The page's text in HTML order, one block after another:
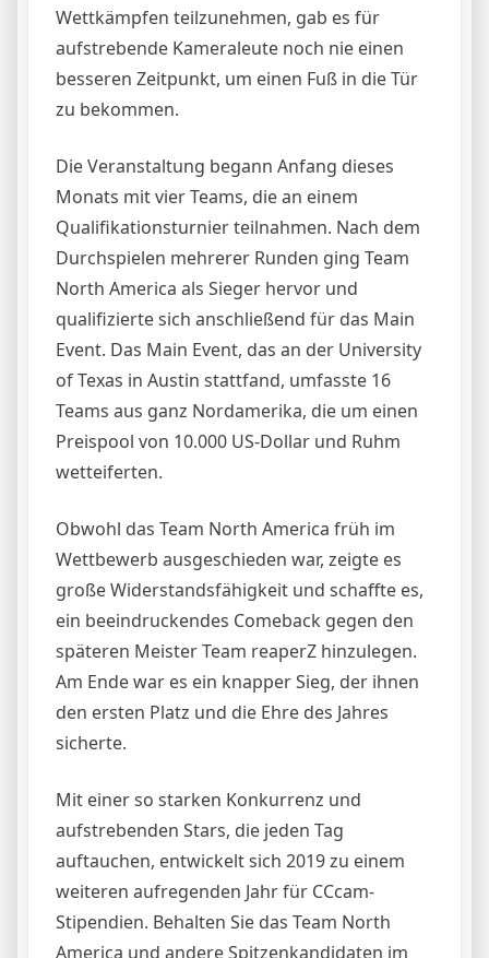
Wettkämpfen teilzunehmen, gab es für
aufstrebende Kameraleute noch nie einen
besseren Zeitpunkt, um einen Fuß in die Tür
zu bekommen.
Die Veranstaltung begann Anfang dieses
Monats mit vier Teams, die an einem
Qualifikationsturnier teilnahmen. Nach dem
Durchspielen mehrerer Runden ging Team
North America als Sieger hervor und
qualifizierte sich anschließend für das Main
Event. Das Main Event, das an der University
of Texas in Austin stattfand, umfasste 16
Teams aus ganz Nordamerika, die um einen
Preispool von 10.000 US-Dollar und Ruhm
wetteiferten.
Obwohl das Team North America früh im
Wettbewerb ausgeschieden war, zeigte es
große Widerstandsfähigkeit und schaffte es,
ein beeindruckendes Comeback gegen den
späteren Meister Team reaperZ hinzulegen.
Am Ende war es ein knapper Sieg, der ihnen
den ersten Platz und die Ehre des Jahres
sicherte.
Mit einer so starken Konkurrenz und
aufstrebenden Stars, die jeden Tag
auftauchen, entwickelt sich 2019 zu einem
weiteren aufregenden Jahr für CCcam-
Stipendien. Behalten Sie das Team North
America und andere Spitzenkandidaten im